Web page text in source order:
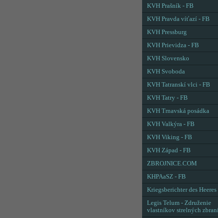
KVH Prašník - FB
KVH Pravda víťazí - FB
KVH Pressburg
KVH Prievidza - FB
KVH Slovensko
KVH Svoboda
KVH Tatranskí vlci - FB
KVH Tatry - FB
KVH Trnavská posádka
KVH Valkýra - FB
KVH Viking - FB
KVH Západ - FB
ZBROJNICE.COM
KHPAaSZ - FB
Kriegsberichter des Heeres
Legis Telum - Združenie
vlastníkov strelných